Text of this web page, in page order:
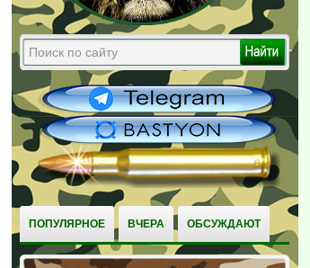
ПОПУЛЯРНОЕ ВЧЕРА ОБСУЖДАЮТ